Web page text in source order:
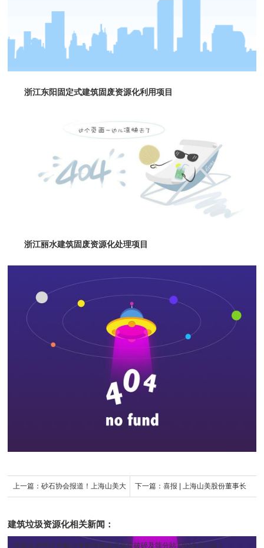
浙江东阳固定式建筑固废资源化利用项目
浙江丽水建筑固废资源化处理项目
上一篇： 砂石协会报道！上海山美大
机）成功用于东方希望骨料生产线升
下一篇：喜报 | 上海山美股份董事长
建筑垃圾资源化相关新闻：
华新水泥再次选购山美股份移动式成套破碎及筛分站 [2019-07-05 ]